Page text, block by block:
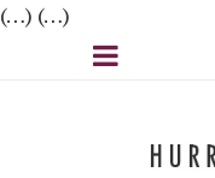
(…) (…)